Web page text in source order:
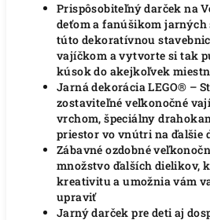
Prispôsobiteľný darček na
deťom a fanúšikom
túto dekoratívnou
vajíčkom a vytvorte si tak
kúsok do akejkoľvek
Jarná dekorácia LEGO® –
zostaviteľné veľkonočné
vrchom, špeciálny
priestor vo vnútri na ďalšie
Zábavné ozdobné
množstvo ďalších dielikov,
kreativitu a umožnia vám
upraviť
Jarný darček pre deti aj